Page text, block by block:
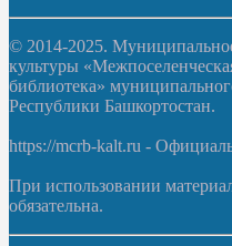
© 2014-2025.
культуры
библиотека»
Республики Башкортостан.
https://mcrb-kalt.ru -
При использовании
обязательна.